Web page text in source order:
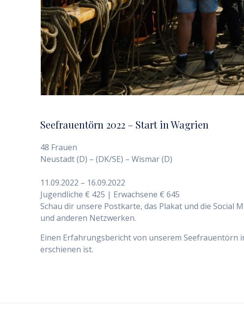
Seefrauentörn 2022 – Start in Wagrien
48 Frauen
Neustadt (D) – (DK/SE) – Wismar (D)
11.09.2022 – 16.09.2022
Jugendliche € 425 | Erwachsene € 645
Schau dir unsere Postkarte, das Plakat und die Social
und anderen Netzwerken.
Einen Erfahrungsbericht von unserem Seefrauentörn
erschienen ist.